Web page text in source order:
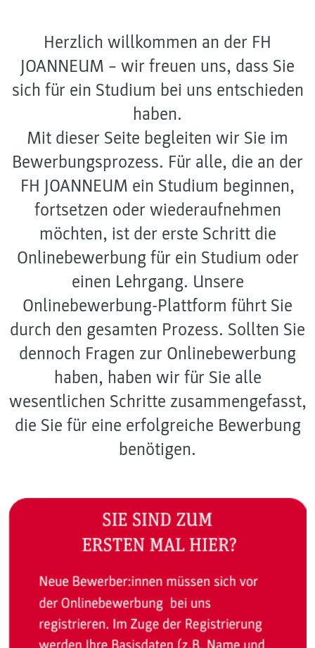
Herzlich willkommen an der FH
JOANNEUM – wir freuen uns, dass Sie
sich für ein Studium bei uns entschieden
haben.
Mit dieser Seite begleiten wir Sie im
Bewerbungsprozess. Für alle, die an der
FH JOANNEUM ein Studium beginnen,
fortsetzen oder wiederaufnehmen
möchten, ist der erste Schritt die
Onlinebewerbung für ein Studium oder
einen Lehrgang. Unsere
Onlinebewerbung-Plattform führt Sie
durch den gesamten Prozess. Sollten Sie
dennoch Fragen zur Onlinebewerbung
haben, haben wir für Sie alle
wesentlichen Schritte zusammengefasst,
die Sie für eine erfolgreiche Bewerbung
benötigen.